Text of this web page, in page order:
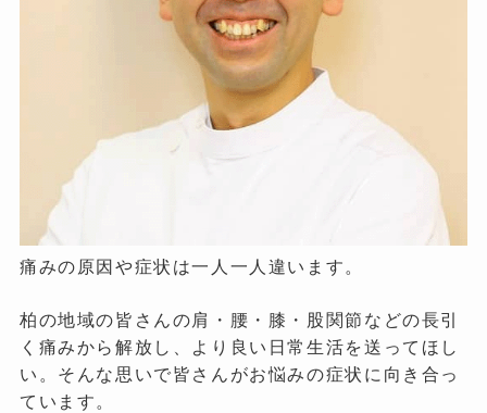
痛みの原因や症状は一人一人違います。
柏の地域の皆さんの肩・腰・膝・股関節などの長引
く痛みから解放し、より良い日常生活を送ってほし
い。そんな思いで皆さんがお悩みの症状に向き合っ
ています。